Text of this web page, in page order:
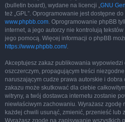
(bulletin board), wydane na licencji „GNU
też „GPL”. Oprogramowanie jest dostępne
www.phpbb.com. Oprogramowanie phpBB
internet, a jego autorzy nie kontrolują
jego pomocą. Więcej informacji o phpBB
https://www.phpbb.com/.
Akceptujesz zakaz publikowania
oszczerczym, propagującym treści
naruszającym cudze prawa autorskie i dobra
zakazu może skutkować dla ciebie
witryny, a twój dostawca internetu zostanie
niewłaściwym zachowaniu. Wyrażasz zgodę
każdej chwili usunąć, zmienić, przenieść lub
Wyrażasz zgodę na zapisywanie wszystkich